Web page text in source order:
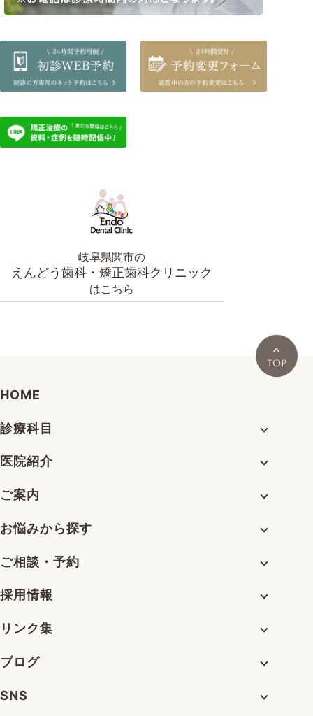
岐阜県関市の
えんどう歯科・矯正歯科クリニック
はこちら
HOME
診療科目
医院紹介
ご案内
お悩みから探す
ご相談・予約
採用情報
リンク集
ブログ
SNS